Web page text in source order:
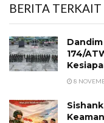
BERITA TERKAIT
174/
8